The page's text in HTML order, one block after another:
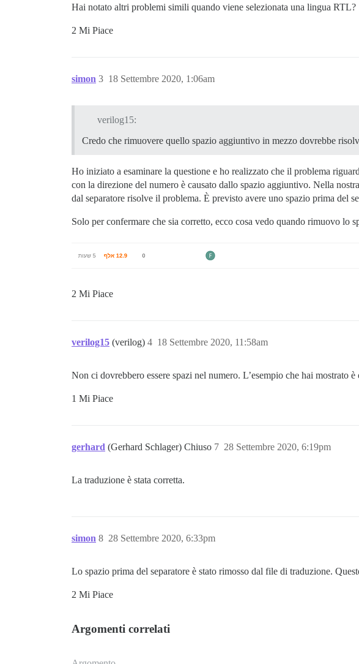
Hai notato altri problemi simili quando viene selezionata una lingua RTL?
2 Mi Piace
simon 18 Settembre 2020, 1:06am
3
verilog15:
Credo che rimuovere quello spazio aggiuntivo in mezzo dovrebbe
Ho iniziato a esaminare la questione e ho realizzato che il problema
con la direzione del numero è causato dallo spazio aggiuntivo. Nella
dal separatore risolve il problema. È previsto avere uno spazio prima del
Solo per confermare che sia corretto, ecco cosa vedo quando rimuovo
2 Mi Piace
verilog15 (verilog) 18 Settembre 2020, 11:58am
4
Non ci dovrebbero essere spazi nel numero. L’esempio che hai mostrato è
1 Mi Piace
gerhard (Gerhard Schlager) Chiuso 28 Settembre 2020, 6:19pm
7
La traduzione è stata corretta.
simon 28 Settembre 2020, 6:33pm
8
Lo spazio prima del separatore è stato rimosso dal file di traduzione.
2 Mi Piace
Argomenti correlati